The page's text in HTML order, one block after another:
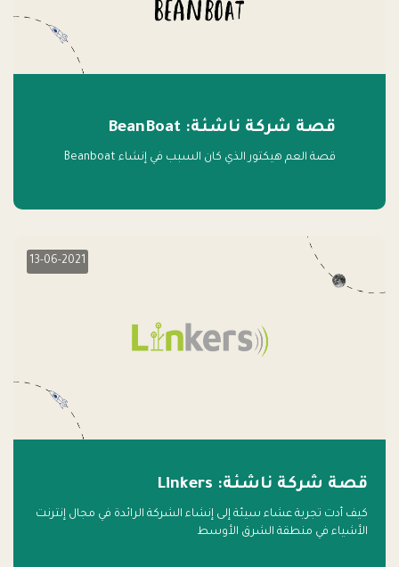
قصة شركة ناشئة: BeanBoat
قصة العم هيكتور الذي كان السبب في إنشاء Beanboat
13-06-2021
قصة شركة ناشئة: Linkers
كيف أدت تجربة عشاء سيئة إلى إنشاء الشركة الرائدة في مجال إنترنت
الأشياء في منطقة الشرق الأوسط